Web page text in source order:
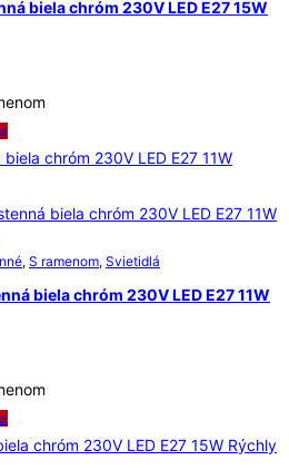
biela chróm 230V LED E27 15W
, S ramenom, Svietidlá
biela chróm 230V LED E27 11W
Rýchly